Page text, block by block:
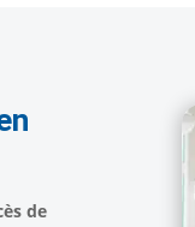
de